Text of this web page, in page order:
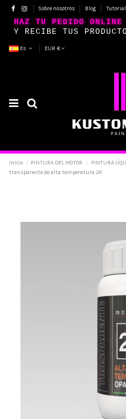
Sobre nosotros Blog Tutorial
HAZ TU PEDIDO ONLINE
Y RECIBE TUS
Es EUR €
Inicio PINTURA DEL MOTOR PINTURA
transparente de alta temperatura 2K